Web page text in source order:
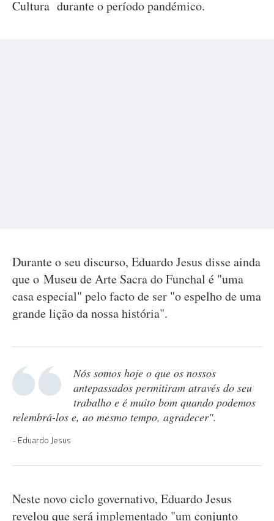
Cultura durante o período pandémico.
Durante o seu discurso, Eduardo Jesus disse ainda
que o Museu de Arte Sacra do Funchal é "uma
casa especial" pelo facto de ser "o espelho de uma
grande lição da nossa história".
Nós somos hoje o que os nossos
antepassados permitiram através do seu
trabalho e é muito bom quando podemos
relembrá-los e, ao mesmo tempo, agradecer".
Eduardo Jesus
Neste novo ciclo governativo, Eduardo Jesus
revelou que será implementado "um conjunto